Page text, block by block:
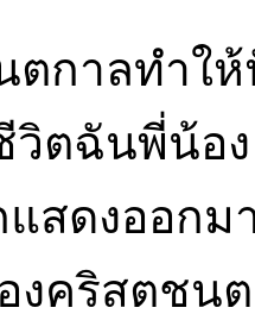
กาลทำใ
วิตฉันพี่น้อ
แสดงออก
คริสตชนต